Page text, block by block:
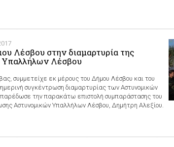
Λέσβου στην διαμαρτυρία της
Λέσβου
συμμετείχε εκ μέρους του Δήμου Λέσβου και του
συγκέντρωση διαμαρτυρίας των Αστυνομικών
την παρακάτω επιστολή συμπαράστασης του
Αστυνομικών Υπαλλήλων Λέσβου, Δημήτρη Αλεξίου.